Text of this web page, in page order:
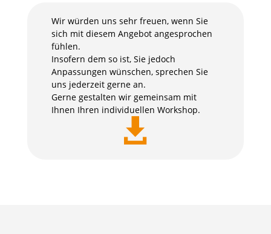
Wir würden uns sehr freuen, wenn Sie
sich mit diesem Angebot angesprochen
fühlen.
Insofern dem so ist, Sie jedoch
Anpassungen wünschen, sprechen Sie
uns jederzeit gerne an.
Gerne gestalten wir gemeinsam mit
Ihnen Ihren individuellen Workshop.
